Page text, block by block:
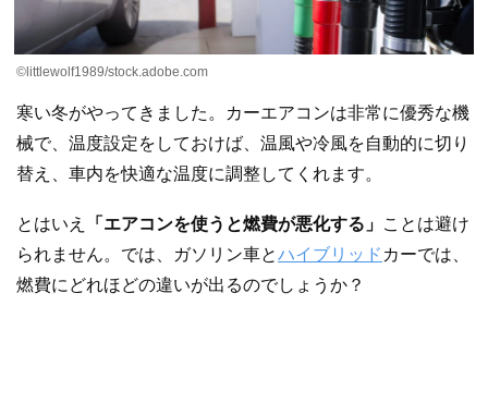
©littlewolf1989/stock.adobe.com
寒い冬がやってきました。カーエアコンは非常に優秀な機
械で、温度設定をしておけば、温風や冷風を自動的に切り
替え、車内を快適な温度に調整してくれます。
とはいえ 「エアコンを使うと燃費が悪化する」 ことは避け
られません。では、ガソリン車とハイブリッド カーでは、
燃費にどれほどの違いが出るのでしょうか？